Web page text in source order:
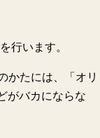
行います。
かたには、「オリ
がバカにならな